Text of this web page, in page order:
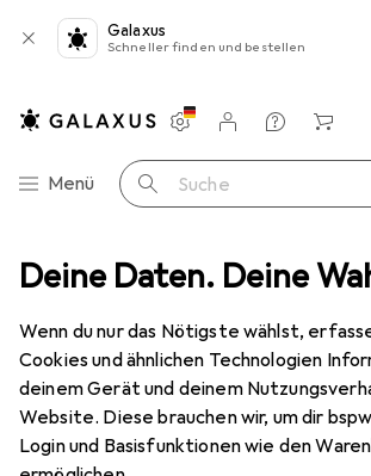
Deine Daten. Deine
Wenn du nur das Nötigste wählst,
Cookies und ähnlichen Technologien
deinem Gerät und deinem
Website. Diese brauchen wir, um dir
Login und Basisfunktionen wie den
Galaxus
Schneller finden und bestellen
Navigation nach Kategorien
Menü Suche
Einstellungen
Kundenkonto
Vergleichslisten
Merklisten
Warenkorb
Thinking Gifts Stikki Marks
2 Bilder
Thinking GiftsStikki Marks
the Sea - 30.16477